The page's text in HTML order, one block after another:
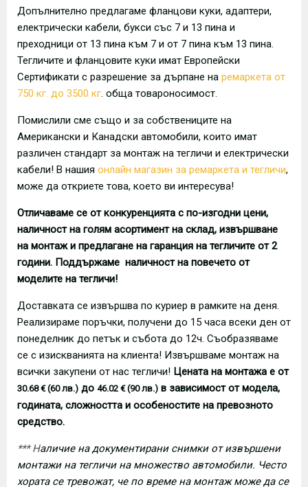
Допълнително предлагаме фланцови куки, адаптери,
електрически кабели, букси със 7 и 13 пина и
преходници от 13 пина към 7 и от 7 пина към 13 пина.
Тегличите и фланцовите куки имат Европейски
Сертификати с разрешение за дърпане на ремаркета от
750 кг. до 3500 кг. обща товароносимост.
Помислили сме също и за собствениците на
Американски и Канадски автомобили, които имат
различен стандарт за монтаж на тегличи и електрически
кабели! В нашия онлайн магазин за ремаркета и тегличи,
може да откриете това, което ви интересува!
Отличаваме се от конкуренцията с по-изгодни цени,
наличност на голям асортимент на склад, извършване
на монтаж и предлагане на гаранция на тегличите от 2
години. Поддържаме наличност на повечето от
моделите на тегличи!
Доставката се извършва по куриер в рамките на деня.
Реализираме поръчки, получени до 15 часа всеки ден от
понеделник до петък и събота до 12ч. Съобразяваме
се с изискванията на клиента! Извършваме монтаж на
всички закупени от нас тегличи! Цената на монтажа е от
30.68 € (60 лв.) до 46.02 € (90 лв.) в зависимост от модела,
годината, сложността и особеностите на превозното
средство.
*** Наличие на документирани снимки от извършени
монтажи на тегличи на множество автомобили. Често
хората се тревожат, че по време на монтаж може да се